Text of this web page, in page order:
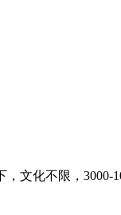
，文化不限，3000-